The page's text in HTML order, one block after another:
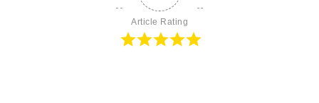
Article Rating